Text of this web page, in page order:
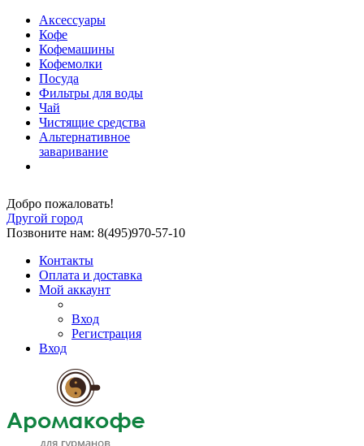
Аксессуары
Кофе
Кофемашины
Кофемолки
Посуда
Фильтры для воды
Чай
Чистящие средства
Альтернативное
заваривание
Добро пожаловать!
Другой город
Позвоните нам: 8(495)970-57-10
Контакты
Оплата и доставка
Мой аккаунт
Вход
Регистрация
Вход